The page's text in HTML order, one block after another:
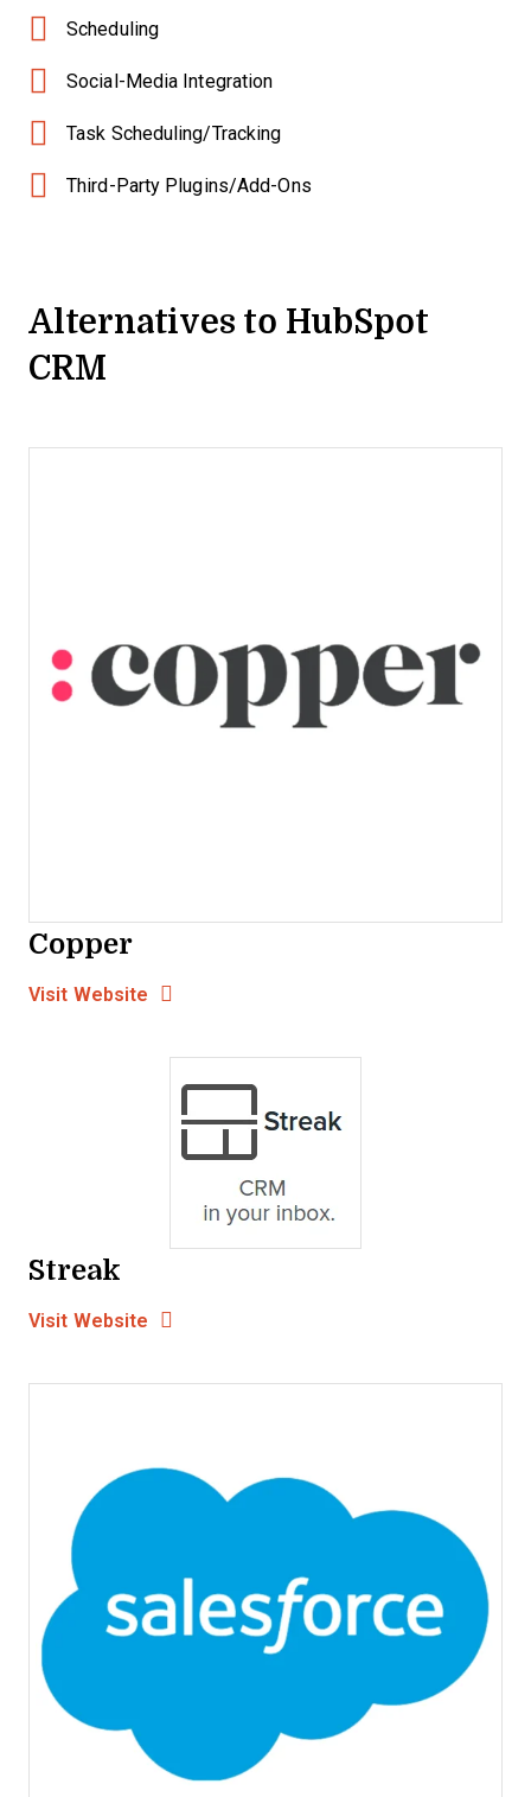
Scheduling
Social-Media Integration
Task Scheduling/Tracking
Third-Party Plugins/Add-Ons
Alternatives to HubSpot
CRM
Copper
Visit Website Opens New Window
Streak
Visit Website Opens New Window